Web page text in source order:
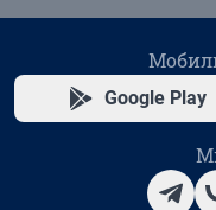
Google Play